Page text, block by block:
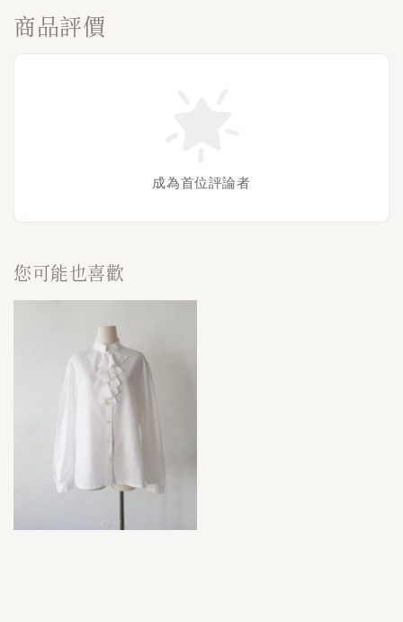
商品評價
成為首位評論者
您可能也喜歡